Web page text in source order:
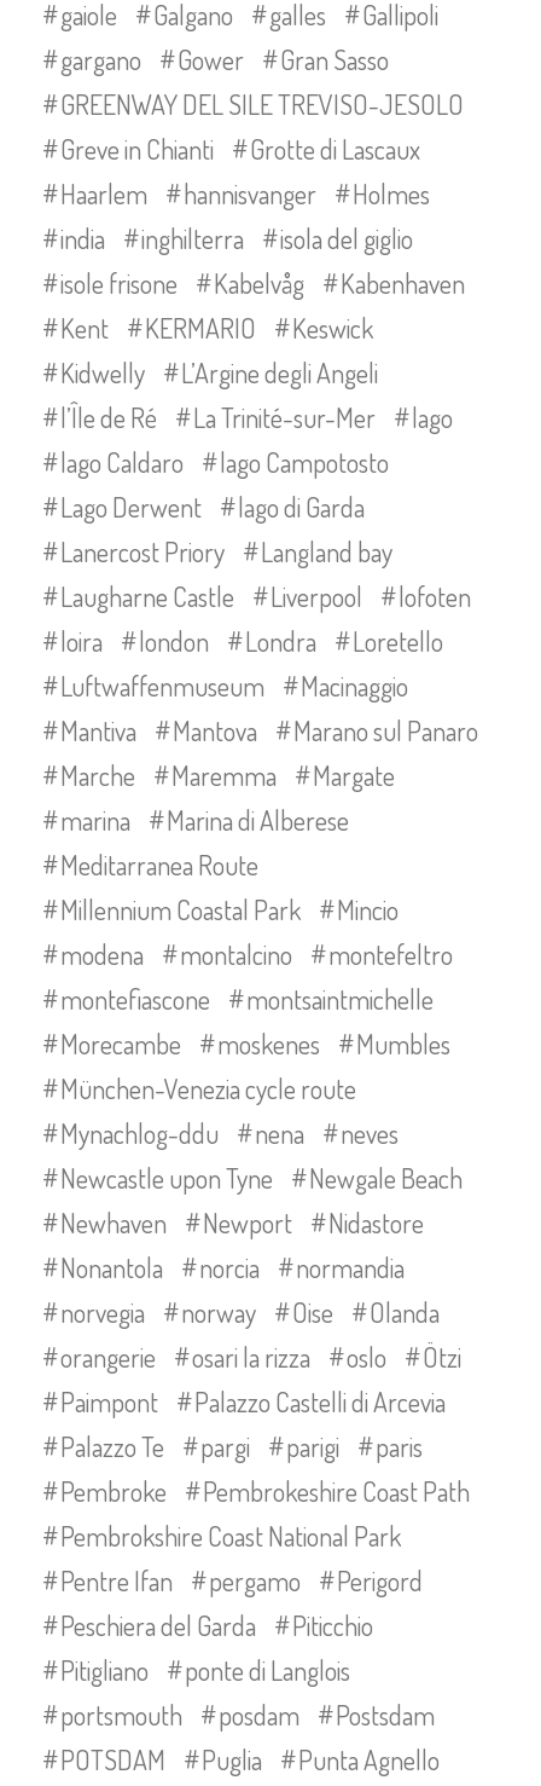
gaiole Galgano galles
Gallipoli
gargano
Gower
Gran Sasso
GREENWAY DEL SILE TREVISO-JESOLO
Greve in Chianti
Grotte di Lascaux
Haarlem
hannisvanger
Holmes
india
inghilterra
isola del giglio
isole frisone
Kabelvåg
Kabenhaven
Kent
KERMARIO
Keswick
Kidwelly
L’Argine degli Angeli
l’Île de Ré
La Trinité-sur-Mer
lago
lago Caldaro
lago Campotosto
Lago Derwent
lago di Garda
Lanercost Priory
Langland bay
Laugharne Castle
Liverpool
lofoten
loira
london Londra
Loretello
Luftwaffenmuseum
Macinaggio
Mantiva
Mantova
Marano sul Panaro
Marche
Maremma
Margate
marina
Marina di Alberese
Meditarranea Route
Millennium Coastal Park
Mincio
modena
montalcino
montefeltro
montefiascone
montsaintmichelle
Morecambe
moskenes
Mumbles
München-Venezia cycle route
Mynachlog-ddu
nena
neves
Newcastle upon Tyne
Newgale Beach
Newhaven
Newport
Nidastore
Nonantola
norcia
normandia
norvegia
norway Oise
Olanda
orangerie
osari la rizza oslo
Ötzi
Paimpont
Palazzo Castelli di Arcevia
Palazzo Te
pargi parigi
paris
Pembroke
Pembrokeshire Coast Path
Pembrokshire Coast National Park
Pentre Ifan
pergamo
Perigord
Peschiera del Garda
Piticchio
Pitigliano
ponte di Langlois
portsmouth
posdam
Postsdam
POTSDAM
Puglia
Punta Agnello